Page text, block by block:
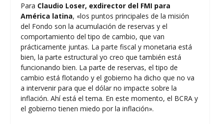
Para Claudio Loser, exdirector del FMI para
América latina, «los puntos principales de la misión
del Fondo son la acumulación de reservas y el
comportamiento del tipo de cambio, que van
prácticamente juntas. La parte fiscal y monetaria está
bien, la parte estructural yo creo que también está
funcionando bien. La parte de reservas, el tipo de
cambio está flotando y el gobierno ha dicho que no va
a intervenir para que el dólar no impacte sobre la
inflación. Ahí está el tema. En este momento, el BCRA y
el gobierno tienen miedo por la inflación».